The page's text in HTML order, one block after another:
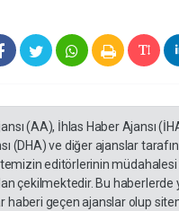
(AA), İhlas Haber Ajansı
(DHA) ve diğer ajanslar
editörlerinin
çekilmektedir. Bu haberlerde
haberi geçen ajanslar olup